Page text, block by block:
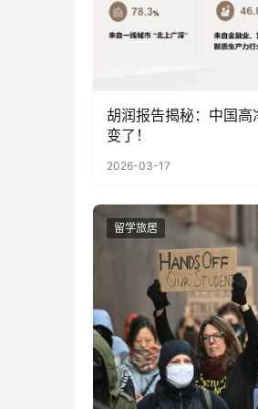
胡润报告揭秘：中国
变了！
2026-03-17
留学旅居